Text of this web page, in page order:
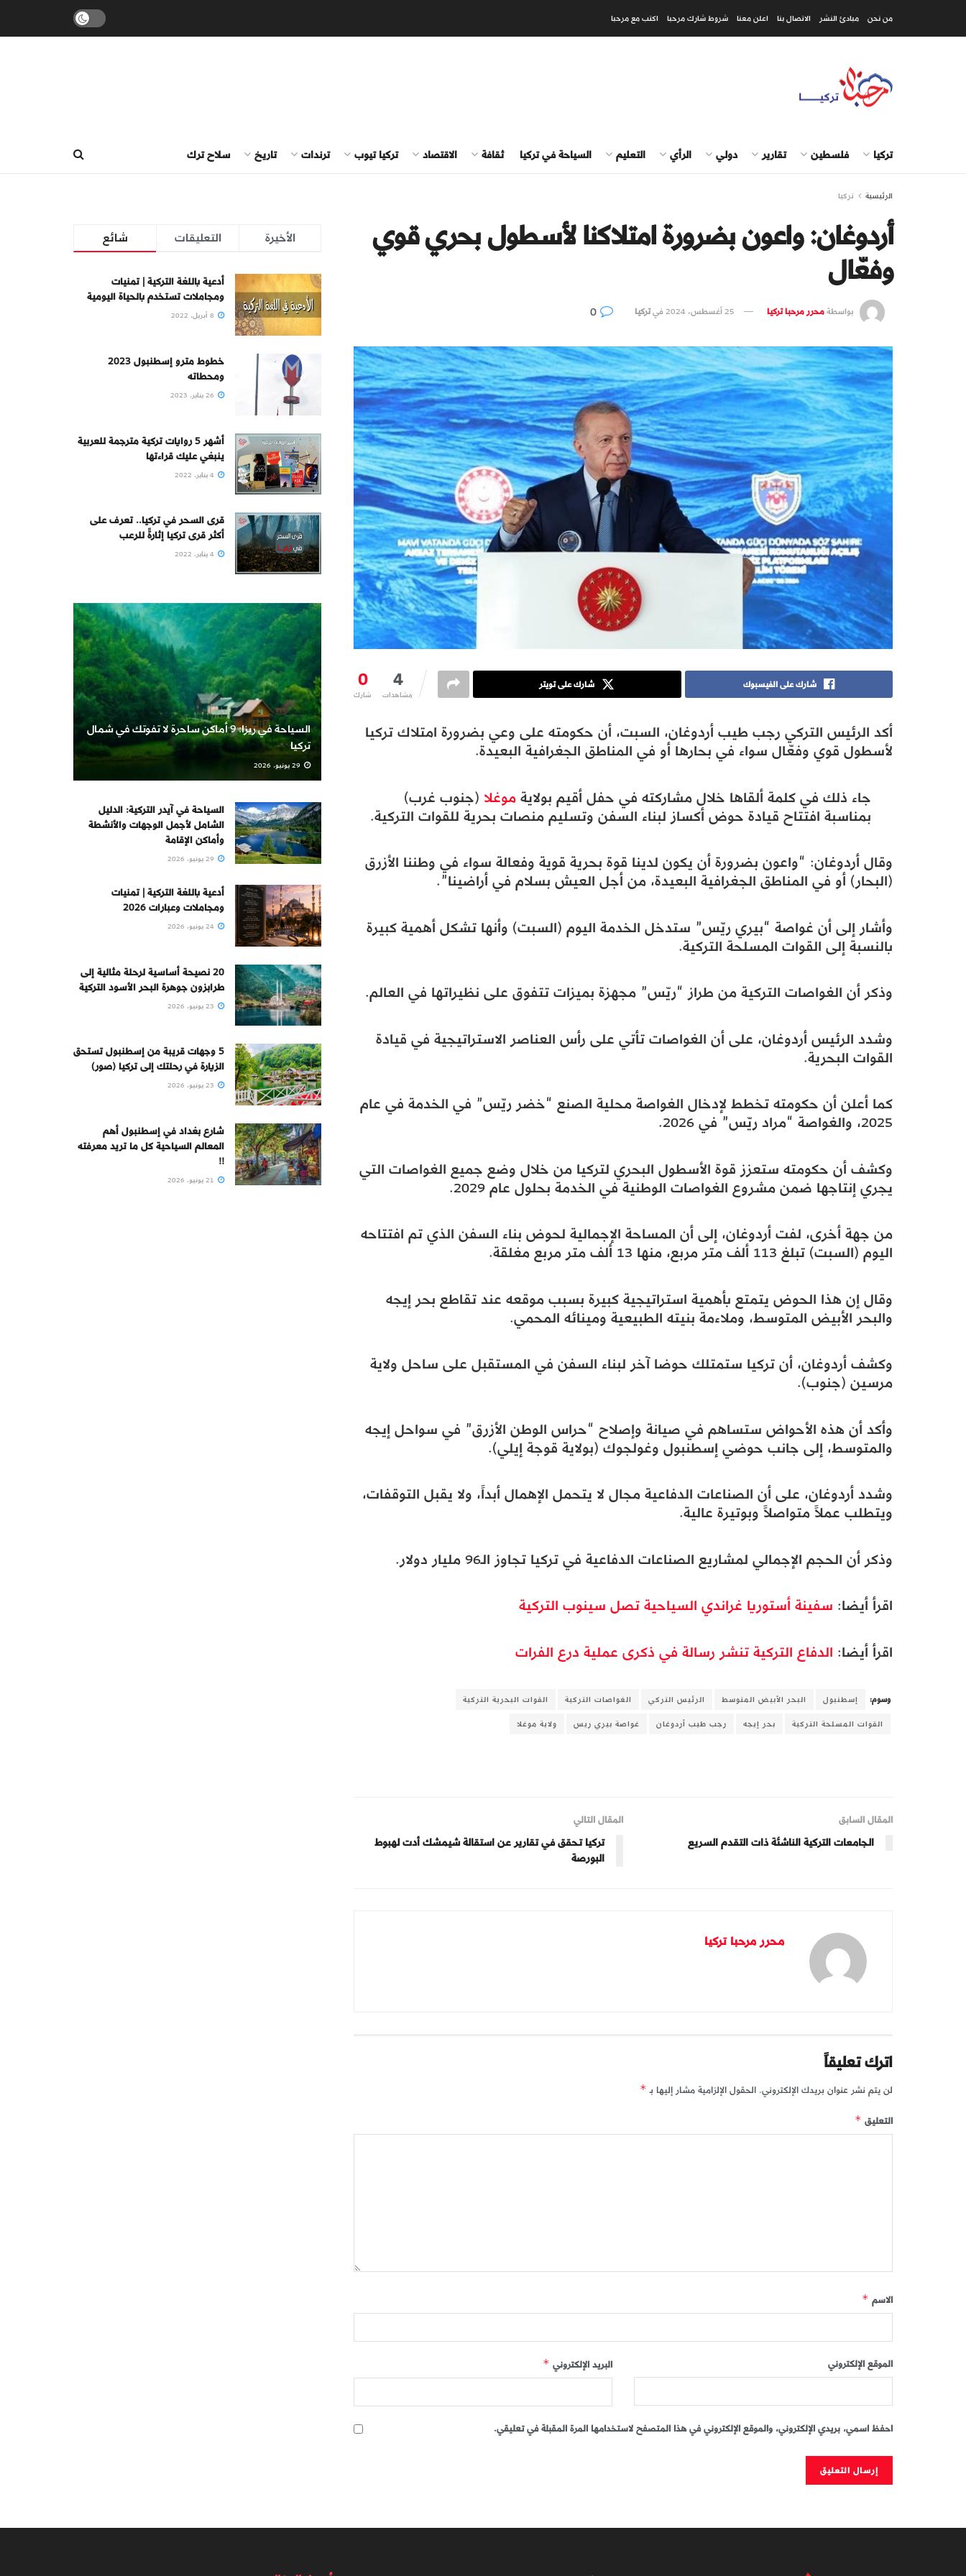
من نحن مبادئ النشر الاتصال بنا اعلن معنا شروط شارك مرحبا اكتب مع مرحبا
تركيا فلسطين تقارير دولي الرأي التعليم السياحة في تركيا ثقافة الاقتصاد تركيا تيوب ترندات تاريخ سلاح ترك
الرئيسية تركيا
أردوغان: واعون بضرورة امتلاكنا لأسطول بحري قوي
وفعّال
بواسطةمحرر مرحبا تركيا 25 أغسطس، 2024 فيتركيا
0
شارك 4
مشاهدات
شارك على الفيسبوك شارك على تويتر
أكد الرئيس التركي رجب طيب أردوغان، السبت، أن حكومته على وعي بضرورة امتلاك تركيا
لأسطول قوي وفعّال سواء في بحارها أو في المناطق الجغرافية البعيدة.
جاء ذلك في كلمة ألقاها خلال مشاركته في حفل أقيم بولايةموغلا (جنوب غرب)
بمناسبة افتتاح قيادة حوض أكساز لبناء السفن وتسليم منصات بحرية للقوات التركية.
وقال أردوغان: “واعون بضرورة أن يكون لدينا قوة بحرية قوية وفعالة سواء في وطننا الأزرق
(البحار) أو في المناطق الجغرافية البعيدة، من أجل العيش بسلام في أراضينا”.
وأشار إلى أن غواصة “بيري ريّس” ستدخل الخدمة اليوم (السبت) وأنها تشكل أهمية كبيرة
بالنسبة إلى القوات المسلحة التركية.
وذكر أن الغواصات التركية من طراز “ريّس” مجهزة بميزات تتفوق على نظيراتها في العالم.
وشدد الرئيس أردوغان، على أن الغواصات تأتي على رأس العناصر الاستراتيجية في قيادة
القوات البحرية.
كما أعلن أن حكومته تخطط لإدخال الغواصة محلية الصنع “خضر ريّس” في الخدمة في عام
2025، والغواصة “مراد ريّس” في 2026.
وكشف أن حكومته ستعزز قوة الأسطول البحري لتركيا من خلال وضع جميع الغواصات التي
يجري إنتاجها ضمن مشروع الغواصات الوطنية في الخدمة بحلول عام 2029.
من جهة أخرى، لفت أردوغان، إلى أن المساحة الإجمالية لحوض بناء السفن الذي تم افتتاحه
اليوم (السبت) تبلغ 113 ألف متر مربع، منها 13 ألف متر مربع مغلقة.
وقال إن هذا الحوض يتمتع بأهمية استراتيجية كبيرة بسبب موقعه عند تقاطع بحر إيجه
والبحر الأبيض المتوسط، وملاءمة بنيته الطبيعية ومينائه المحمي.
وكشف أردوغان، أن تركيا ستمتلك حوضا آخر لبناء السفن في المستقبل على ساحل ولاية
مرسين (جنوب).
وأكد أن هذه الأحواض ستساهم في صيانة وإصلاح “حراس الوطن الأزرق” في سواحل إيجه
والمتوسط، إلى جانب حوضي إسطنبول وغولجوك (بولاية قوجة إيلي).
وشدد أردوغان، على أن الصناعات الدفاعية مجال لا يتحمل الإهمال أبداً، ولا يقبل التوقفات،
ويتطلب عملاً متواصلاً وبوتيرة عالية.
وذكر أن الحجم الإجمالي لمشاريع الصناعات الدفاعية في تركيا تجاوز الـ96 مليار دولار.
اقرأ أيضا: سفينة أستوريا غراندي السياحية تصل سينوب التركية
اقرأ أيضا: الدفاع التركية تنشر رسالة في ذكرى عملية درع الفرات
وسوم: إسطنبول البحر الأبيض المتوسط الرئيس التركي الغواصات التركية
القوات البحرية التركية
القوات المسلحة التركية
بحر إيجه رجب طيب أردوغان غواصة بيري ريس ولاية موغلا
المقال السابق
الجامعات التركية الناشئة ذات التقدم السريع
المقال التالي
تركيا تحقق في تقارير عن استقالة شيمشك أدت لهبوط
البورصة
محرر مرحبا تركيا
اترك تعليقاً
لن يتم نشر عنوان بريدك الإلكتروني. الحقول الإلزامية مشار إليها بـ *
التعليق *
الاسم *
البريد الإلكتروني * الموقع الإلكتروني
احفظ اسمي، بريدي الإلكتروني، والموقع الإلكتروني في هذا المتصفح لاستخدامها المرة المقبلة في تعليقي.
شائع التعليقات الأخيرة
أدعية باللغة التركية | تمنيات
ومجاملات تستخدم بالحياة اليومية
خطوط مترو إسطنبول 2023
ومحطاته
أشهر 5 روايات تركية مترجمة للعربية
ينبغي عليك قراءتها
قرى السحر في تركيا.. تعرف على
أكثر قرى تركيا إثارةً للرعب
السياحة في ريزا: 9 أماكن ساحرة لا تفوتك في شمال
تركيا
السياحة في آيدر التركية: الدليل
الشامل لأجمل الوجهات والأنشطة
وأماكن الإقامة
أدعية باللغة التركية | تمنيات
ومجاملات وعبارات 2026
20 نصيحة أساسية لرحلة مثالية إلى
طرابزون جوهرة البحر الأسود التركية
5 وجهات قريبة من إسطنبول تستحق
الزيارة في رحلتك إلى تركيا (صور)
شارع بغداد في إسطنبول أهم
المعالم السياحية كل ما تريد معرفته
!!